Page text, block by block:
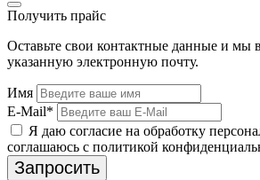
Получить прайс
Оставьте свои контактные данные и мы
указанную электронную почту.
Имя
E-Mail*
Я даю согласие на обработку
соглашаюсь с политикой
Запросить